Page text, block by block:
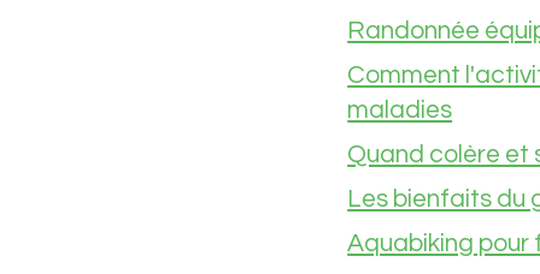
Randonnée
Comment
maladies
Quand colère et
Les bienfaits du
Aquabiking pour